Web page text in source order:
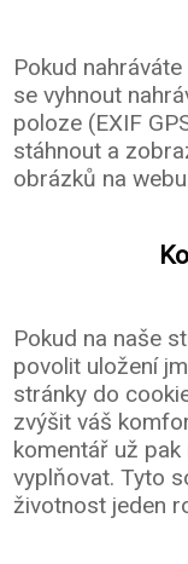
Pokud
se vyhnout
poloze (EXIF
stáhnout a
obrázků na
Pokud na naše
povolit uložení
stránky do
zvýšit váš
komentář už
vyplňovat. Tyto
životnost jeden